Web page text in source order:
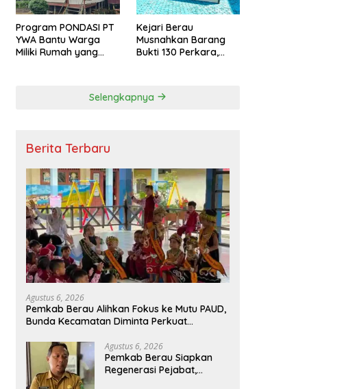
Program PONDASI PT
YWA Bantu Warga
Miliki Rumah yang
Kejari Berau
Musnahkan Barang
Bukti 130 Perkara,
Selengkapnya
Berita Terbaru
Agustus 6, 2026
Pemkab Berau Alihkan Fokus ke Mutu PAUD,
Bunda Kecamatan Diminta Perkuat
Agustus 6, 2026
Pemkab Berau Siapkan
Regenerasi Pejabat,